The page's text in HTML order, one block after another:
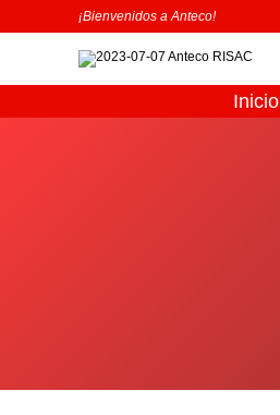
¡Bienvenidos a Anteco!
Inicio
B
s
a